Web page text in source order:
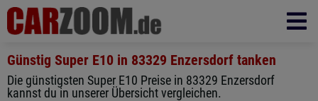
Günstig Super E10 in 83329 Enzersdorf tanken
Die günstigsten Super E10 Preise in 83329 Enzersdorf
kannst du in unserer Übersicht vergleichen.